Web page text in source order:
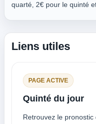
quarté, 2€ pour le quinté
Liens utiles
PAGE ACTIVE
Quinté du jour
Retrouvez le